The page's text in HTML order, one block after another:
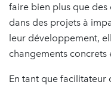
faire bien plus que des
dans des projets à
leur développement,
changements concrets
En tant que